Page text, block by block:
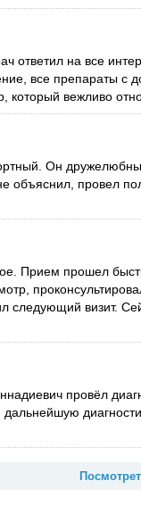
ответил на все
все препараты с
вежливо
Он
объяснил, провел
Прием прошел
следующий визит.
провёл